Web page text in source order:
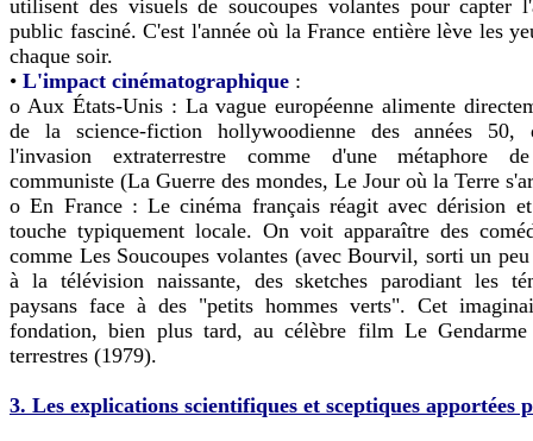
utilisent des visuels de soucoupes volantes pour capter
public fasciné. C'est l'année où la France entière lève les
chaque soir.
• L'impact cinématographique :
o Aux États-Unis : La vague européenne alimente
de la science-fiction hollywoodienne des années
l'invasion extraterrestre comme d'une métaphore
communiste (La Guerre des mondes, Le Jour où la Terre
o En France : Le cinéma français réagit avec dérision
touche typiquement locale. On voit apparaître des
comme Les Soucoupes volantes (avec Bourvil, sorti un
à la télévision naissante, des sketches parodiant les
paysans face à des "petits hommes verts". Cet
fondation, bien plus tard, au célèbre film Le
terrestres (1979).
3. Les explications scientifiques et sceptiques apportées